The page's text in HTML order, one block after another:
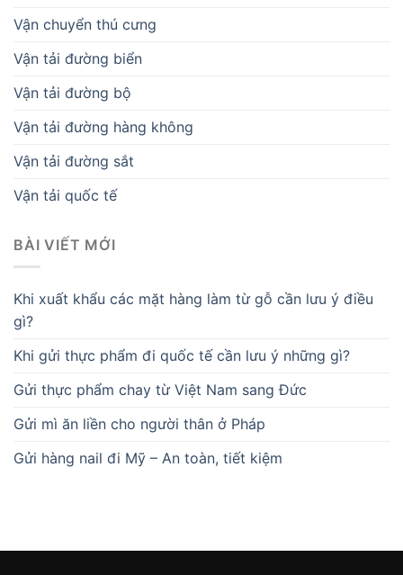
Vận chuyển thú cưng
Vận tải đường biển
Vận tải đường bộ
Vận tải đường hàng không
Vận tải đường sắt
Vận tải quốc tế
BÀI VIẾT MỚI
Khi xuất khẩu các mặt hàng làm từ gỗ cần lưu ý điều
gì?
Khi gửi thực phẩm đi quốc tế cần lưu ý những gì?
Gửi thực phẩm chay từ Việt Nam sang Đức
Gửi mì ăn liền cho người thân ở Pháp
Gửi hàng nail đi Mỹ – An toàn, tiết kiệm